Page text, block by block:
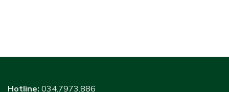
Hotline: 034.7973.886